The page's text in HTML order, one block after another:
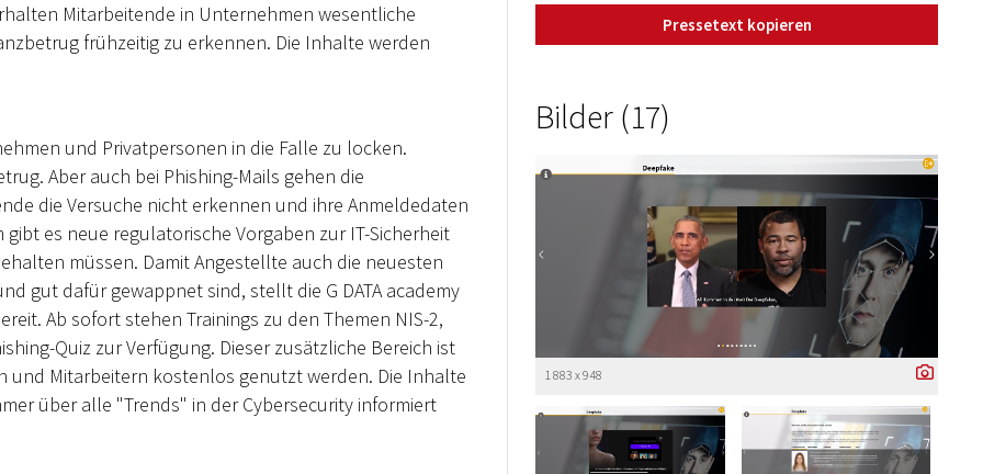
Mitarbeitende in Unternehmen wesentliche
frühzeitig zu erkennen. Die Inhalte werden
und Privatpersonen in die Falle zu locken.
Aber auch bei Phishing-Mails gehen die
die Versuche nicht erkennen und ihre Anmeldedaten
es neue regulatorische Vorgaben zur IT-Sicherheit
müssen. Damit Angestellte auch die neuesten
gut dafür gewappnet sind, stellt die G DATA academy
Ab sofort stehen Trainings zu den Themen NIS-2,
Quiz zur Verfügung. Dieser zusätzliche Bereich ist
und Mitarbeitern kostenlos genutzt werden. Die Inhalte
über alle "Trends" in der Cybersecurity informiert
Pressetext kopieren
Bilder (17)
1 883 x 948